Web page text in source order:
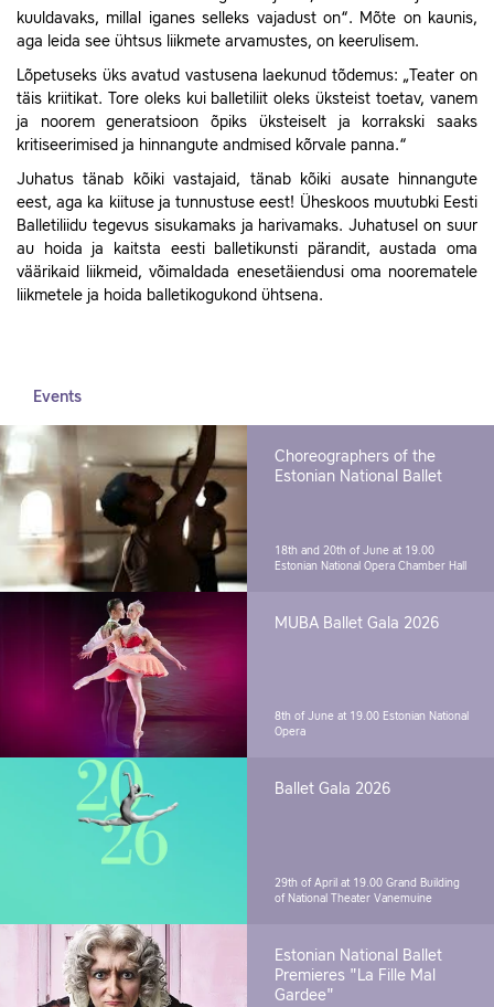
kuuldavaks, millal iganes selleks vajadust on“. Mõte on kaunis,
aga leida see ühtsus liikmete arvamustes, on keerulisem.
Lõpetuseks üks avatud vastusena laekunud tõdemus: „Teater on
täis kriitikat. Tore oleks kui balletiliit oleks üksteist toetav, vanem
ja noorem generatsioon õpiks üksteiselt ja korrakski saaks
kritiseerimised ja hinnangute andmised kõrvale panna.“
Juhatus tänab kõiki vastajaid, tänab kõiki ausate hinnangute
eest, aga ka kiituse ja tunnustuse eest! Üheskoos muutubki Eesti
Balletiliidu tegevus sisukamaks ja harivamaks. Juhatusel on suur
au hoida ja kaitsta eesti balletikunsti pärandit, austada oma
väärikaid liikmeid, võimaldada enesetäiendusi oma noorematele
liikmetele ja hoida balletikogukond ühtsena.
Events
Choreographers of the
Estonian National Ballet
18th and 20th of June at 19.00
Estonian National Opera Chamber Hall
MUBA Ballet Gala 2026
8th of June at 19.00 Estonian National
Opera
Ballet Gala 2026
29th of April at 19.00 Grand Building
of National Theater Vanemuine
Estonian National Ballet
Premieres "La Fille Mal
Gardee"